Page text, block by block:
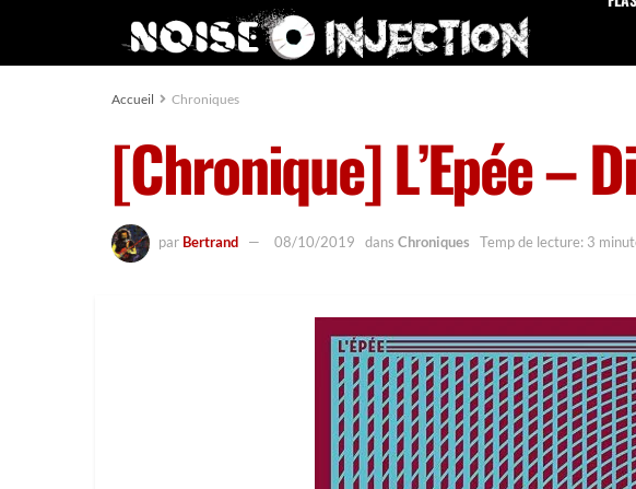
Accueil Chroniques
[Chronique] L’Epée –
par Bertrand 08/10/2019 dans Chroniques Temp de lecture: 3